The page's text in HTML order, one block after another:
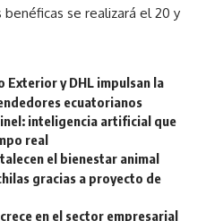
se realizará el 20 y
Exterior y DHL impulsan la
ecuatorianos
inteligencia artificial que
real
el bienestar animal
gracias a proyecto de
en el sector empresarial